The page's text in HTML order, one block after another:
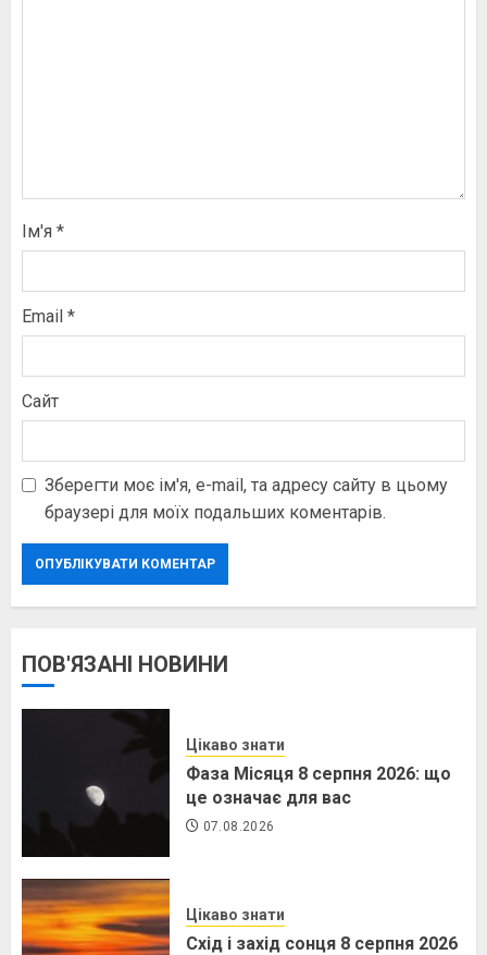
Ім'я *
Email *
Сайт
Зберегти моє ім'я, e-mail, та адресу сайту в цьому
браузері для моїх подальших коментарів.
ПОВ'ЯЗАНІ НОВИНИ
Цікаво знати
Фаза Місяця 8 серпня 2026: що
це означає для вас
07.08.2026
Цікаво знати
Схід і захід сонця 8 серпня 2026